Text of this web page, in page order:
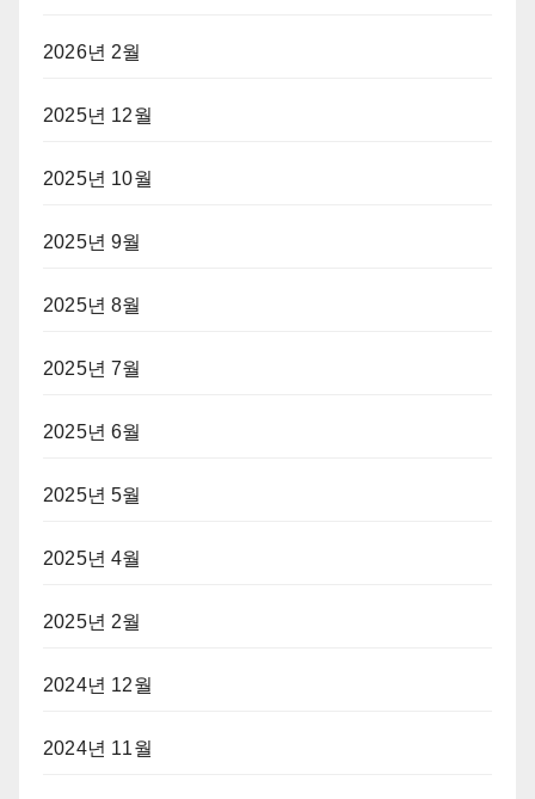
2026년 2월
2025년 12월
2025년 10월
2025년 9월
2025년 8월
2025년 7월
2025년 6월
2025년 5월
2025년 4월
2025년 2월
2024년 12월
2024년 11월